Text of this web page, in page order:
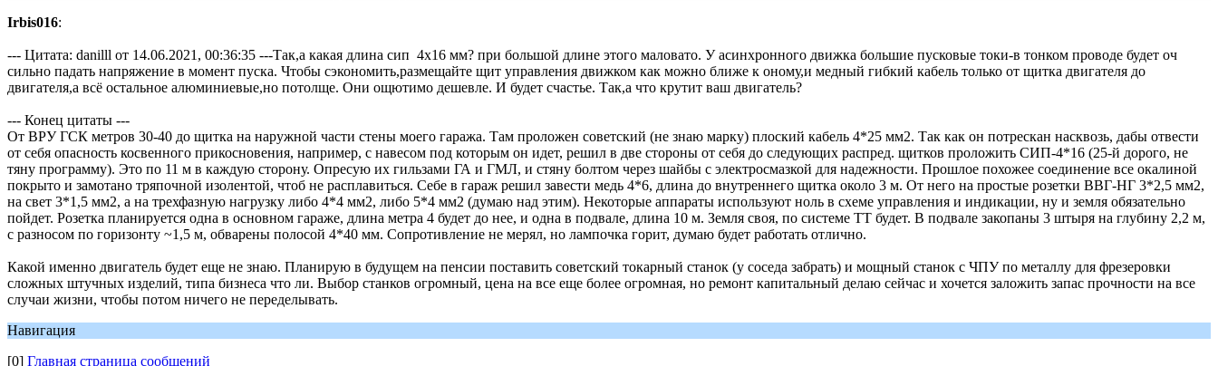
Irbis016:
--- Цитата: danilll от 14.06.2021, 00:36:35 ---Так,а какая длина сип 4х16 мм? при большой длине этого маловато. У асинхронного движка большие пусковые токи-в тонком проводе будет оч
сильно падать напряжение в момент пуска. Чтобы сэкономить,размещайте щит управления движком как можно ближе к оному,и медный гибкий кабель только от щитка двигателя до
двигателя,а всё остальное алюминиевые,но потолще. Они ощютимо дешевле. И будет счастье. Так,а что крутит ваш двигатель?
--- Конец цитаты ---
От ВРУ ГСК метров 30-40 до щитка на наружной части стены моего гаража. Там проложен советский (не знаю марку) плоский кабель 4*25 мм2. Так как он потрескан насквозь, дабы отвести
от себя опасность косвенного прикосновения, например, с навесом под которым он идет, решил в две стороны от себя до следующих распред. щитков проложить СИП-4*16 (25-й дорого, не
тяну программу). Это по 11 м в каждую сторону. Опресую их гильзами ГА и ГМЛ, и стяну болтом через шайбы с электросмазкой для надежности. Прошлое похожее соединение все окалиной
покрыто и замотано тряпочной изолентой, чтоб не расплавиться. Себе в гараж решил завести медь 4*6, длина до внутреннего щитка около 3 м. От него на простые розетки ВВГ-НГ 3*2,5 мм2,
на свет 3*1,5 мм2, а на трехфазную нагрузку либо 4*4 мм2, либо 5*4 мм2 (думаю над этим). Некоторые аппараты используют ноль в схеме управления и индикации, ну и земля обязательно
пойдет. Розетка планируется одна в основном гараже, длина метра 4 будет до нее, и одна в подвале, длина 10 м. Земля своя, по системе ТТ будет. В подвале закопаны 3 штыря на глубину 2,2 м,
с разносом по горизонту ~1,5 м, обварены полосой 4*40 мм. Сопротивление не мерял, но лампочка горит, думаю будет работать отлично.
Какой именно двигатель будет еще не знаю. Планирую в будущем на пенсии поставить советский токарный станок (у соседа забрать) и мощный станок с ЧПУ по металлу для фрезеровки
сложных штучных изделий, типа бизнеса что ли. Выбор станков огромный, цена на все еще более огромная, но ремонт капитальный делаю сейчас и хочется заложить запас прочности на все
случаи жизни, чтобы потом ничего не переделывать.
Навигация
[0] Главная страница сообщений